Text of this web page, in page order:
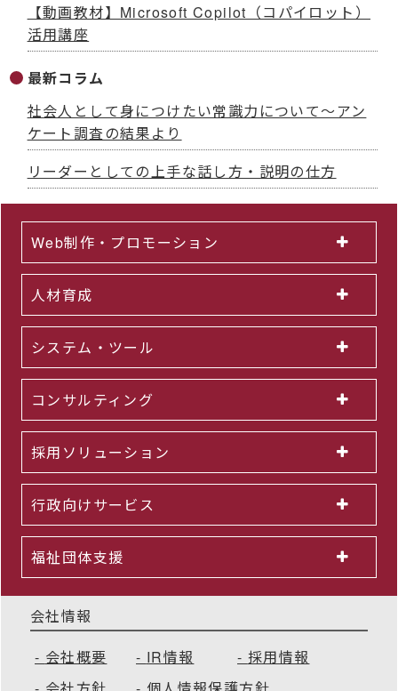
【動画教材】Microsoft Copilot（コパイロット）
活用講座
最新コラム
社会人として身につけたい常識力について～アン
ケート調査の結果より
リーダーとしての上手な話し方・説明の仕方
Web制作・プロモーション
人材育成
システム・ツール
コンサルティング
採用ソリューション
行政向けサービス
福祉団体支援
会社情報
会社概要
IR情報
採用情報